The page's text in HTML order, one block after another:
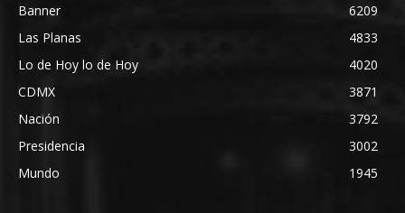
Banner
6209
Las Planas
4833
Lo de Hoy lo de Hoy
4020
CDMX
3871
Nación
3792
Presidencia
3002
Mundo
1945